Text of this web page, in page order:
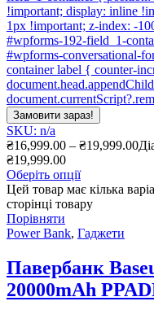
!important; display: inline
1px !important; z-index: -
#wpforms-192-field_1-
#wpforms-conversational-
container label { counter-
Замовити зараз!
SKU: n/a
₴16,999.00 – ₴19,999.00
₴19,999.00
Оберіть опції
Цей товар має кілька
сторінці товару
Порівняти
Power Bank, Гаджети
Павербанк
20000mAh